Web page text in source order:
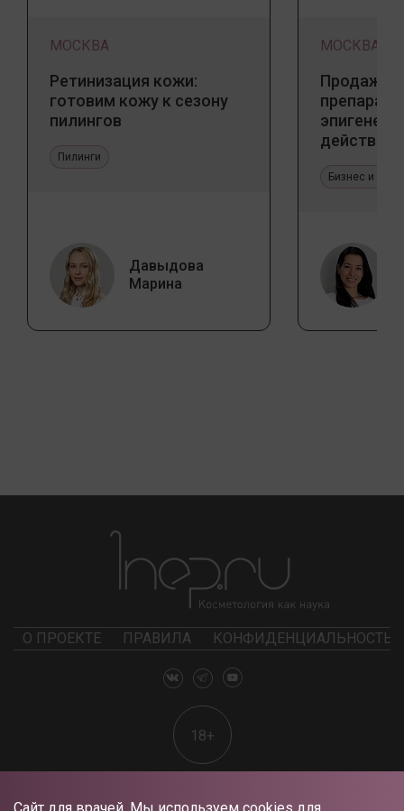
МОСКВА
Ретинизация кожи:
готовим кожу к сезону
пилингов
Пилинги
Давыдова
Марина
МОСКВА
Продажа
действия
Бизнес и
О ПРОЕКТЕ ПРАВИЛА КОНФИДЕНЦИАЛЬНОСТЬ
18+